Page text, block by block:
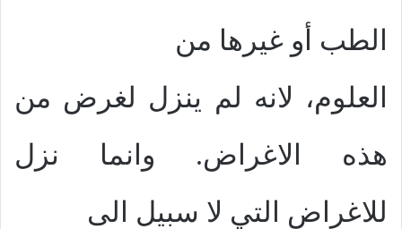
الطب أو غيرها من
العلوم، لانه لم ينزل لغرض من
هذه الاغراض. وانما نزل
للاغراض التي لا سبيل الى